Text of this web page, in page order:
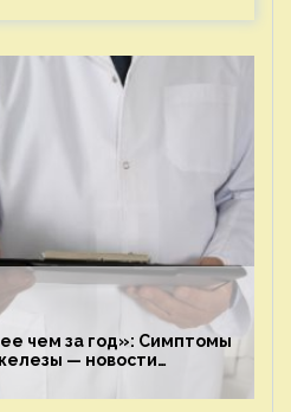
чем за год»: Симптомы
— новости